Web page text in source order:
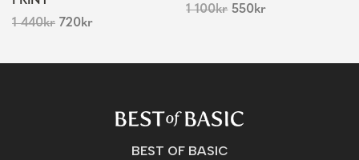
1 440kr 720kr
1 100kr 550kr
BEST OF BASIC